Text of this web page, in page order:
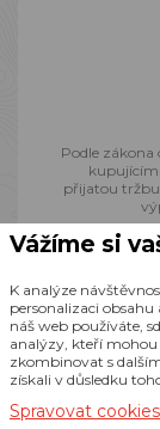
Podle zákona
přijatou tržbu
Vážíme si
K analýze
personalizaci
náš web používáte,
analýzy, kteří
zkombinovat s
získali v důsledku
Spravovat cookies